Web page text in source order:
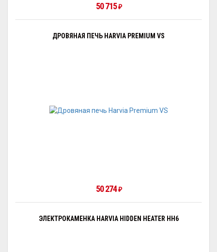
50 715 ₽
ДРОВЯНАЯ ПЕЧЬ HARVIA PREMIUM VS
50 274 ₽
ЭЛЕКТРОКАМЕНКА HARVIA HIDDEN HEATER HH6